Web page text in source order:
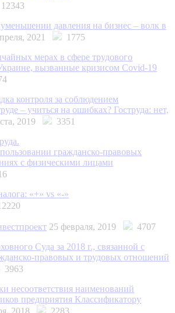
12343
давления на бизнес – волк в
2021
1775
мерах в сфере трудового
вызванные кризисом Covid-19
контроля за соблюдением
– учиться на ошибках? Гоструда: нет,
2019
3351
гражданско-правовых
с физическими лицами
«+» vs «-»
25 февраля, 2019
4707
Суда за 2018 г., связанной с
правовых и трудовых отношений
3963
несоответствия наименований
предприятия Классификатору